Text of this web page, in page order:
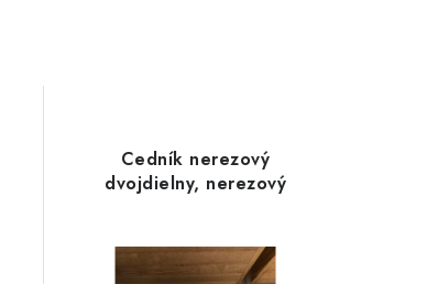
Cedník nerezový
dvojdielny, nerezový